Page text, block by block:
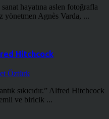
hayatına aslen fotoğrafla
yönetmen Agnès Varda, ...
Hitchcock
Öztürk
sıkıcıdır.” Alfred Hitchcock
ve biricik ...